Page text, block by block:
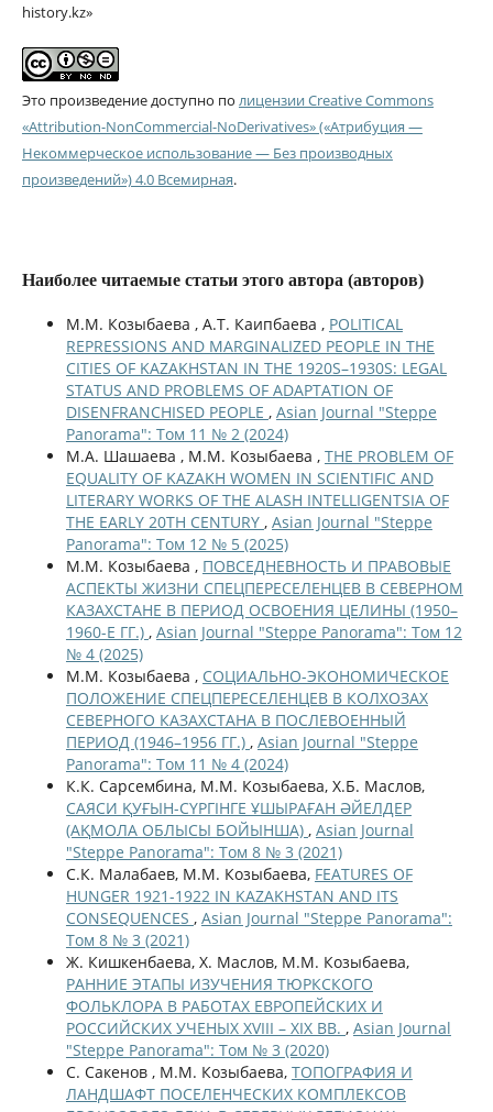
history.kz»
Это произведение доступно по лицензии Creative Commons
«Attribution-NonCommercial-NoDerivatives» («Атрибуция —
Некоммерческое использование — Без производных
произведений») 4.0 Всемирная.
Наиболее читаемые статьи этого автора (авторов)
М.М. Козыбаева , А.Т. Каипбаева , POLITICAL
REPRESSIONS AND MARGINALIZED PEOPLE IN THE
CITIES OF KAZAKHSTAN IN THE 1920S–1930S: LEGAL
STATUS AND PROBLEMS OF ADAPTATION OF
DISENFRANCHISED PEOPLE , Asian Journal "Steppe
Panorama": Том 11 № 2 (2024)
М.А. Шашаева , М.М. Козыбаева , THE PROBLEM OF
EQUALITY OF KAZAKH WOMEN IN SCIENTIFIC AND
LITERARY WORKS OF THE ALASH INTELLIGENTSIA OF
THE EARLY 20TH CENTURY , Asian Journal "Steppe
Panorama": Том 12 № 5 (2025)
М.М. Козыбаева , ПОВСЕДНЕВНОСТЬ И ПРАВОВЫЕ
АСПЕКТЫ ЖИЗНИ СПЕЦПЕРЕСЕЛЕНЦЕВ В СЕВЕРНОМ
КАЗАХСТАНЕ В ПЕРИОД ОСВОЕНИЯ ЦЕЛИНЫ (1950–
1960-Е ГГ.) , Asian Journal "Steppe Panorama": Том 12
№ 4 (2025)
М.М. Козыбаева , СОЦИАЛЬНО-ЭКОНОМИЧЕСКОЕ
ПОЛОЖЕНИЕ СПЕЦПЕРЕСЕЛЕНЦЕВ В КОЛХОЗАХ
СЕВЕРНОГО КАЗАХСТАНА В ПОСЛЕВОЕННЫЙ
ПЕРИОД (1946–1956 ГГ.) , Asian Journal "Steppe
Panorama": Том 11 № 4 (2024)
К.К. Сарсембина, М.М. Козыбаева, Х.Б. Маслов,
САЯСИ ҚУҒЫН-СҮРГІНГЕ ҰШЫРАҒАН ӘЙЕЛДЕР
(АҚМОЛА ОБЛЫСЫ БОЙЫНША) , Asian Journal
"Steppe Panorama": Том 8 № 3 (2021)
С.К. Малабаев, М.М. Козыбаева, FEATURES OF
HUNGER 1921-1922 IN KAZAKHSTAN AND ITS
CONSEQUENCES , Asian Journal "Steppe Panorama":
Том 8 № 3 (2021)
Ж. Кишкенбаева, Х. Маслов, М.М. Козыбаева,
РАННИЕ ЭТАПЫ ИЗУЧЕНИЯ ТЮРКСКОГО
ФОЛЬКЛОРА В РАБОТАХ ЕВРОПЕЙСКИХ И
РОССИЙСКИХ УЧЕНЫХ XVIII – XIX ВВ. , Asian Journal
"Steppe Panorama": Том № 3 (2020)
С. Сакенов , М.М. Козыбаева, ТОПОГРАФИЯ И
ЛАНДШАФТ ПОСЕЛЕНЧЕСКИХ КОМПЛЕКСОВ